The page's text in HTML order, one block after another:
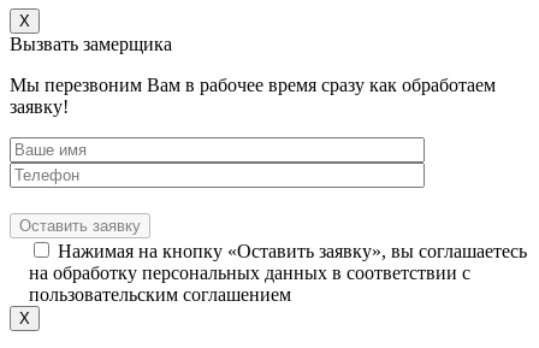
X
Вызвать замерщика
Мы перезвоним Вам в рабочее время сразу как обработаем
заявку!
Нажимая на кнопку «Оставить заявку», вы соглашаетесь
на обработку персональных данных в соответствии с
пользовательским соглашением
X